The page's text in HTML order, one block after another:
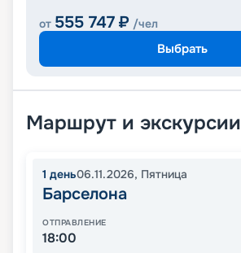
от 555 747 ₽ /чел
Выбрать
Маршрут и экскурсии
1 день06.11.2026, Пятница
Барселона
ОТПРАВЛЕНИЕ
18:00